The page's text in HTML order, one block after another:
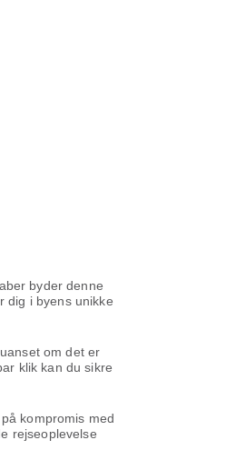
byder denne
dig i byens unikke
om det er
klik kan du sikre
kompromis med
rejseoplevelse